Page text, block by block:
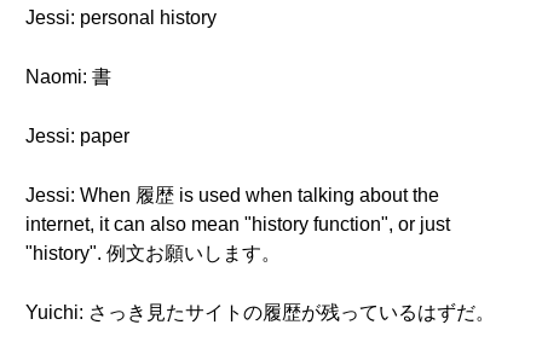
Jessi: personal history
Naomi: 書
Jessi: paper
Jessi: When 履歴 is used when talking about the
internet, it can also mean "history function", or just
"history". 例文お願いします。
Yuichi: さっき見たサイトの履歴が残っているはずだ。